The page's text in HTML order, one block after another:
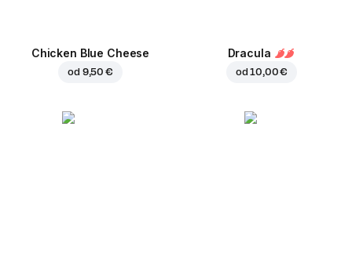
Chicken Blue Cheese
od 9,50 €
Dracula
od10,00 €